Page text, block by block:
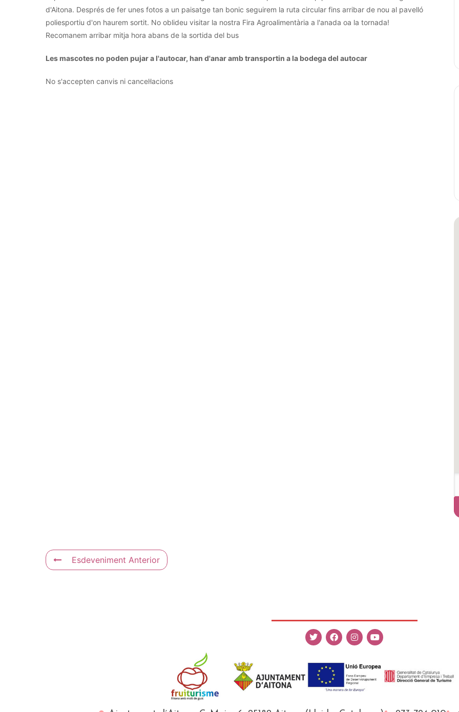
d'Aitona. Després de fer unes fotos a un paisatge tan bonic seguirem la ruta circular fins arribar de nou al pavelló
poliesportiu d'on haurem sortit. No oblideu visitar la nostra Fira Agroalimentària a l'anada oa la tornada!
Recomanem arribar mitja hora abans de la sortida del bus
Les mascotes no poden pujar a l'autocar, han d'anar amb transportin a la bodega del autocar
No s'accepten canvis ni cancel·lacions
Esdeveniment Anterior